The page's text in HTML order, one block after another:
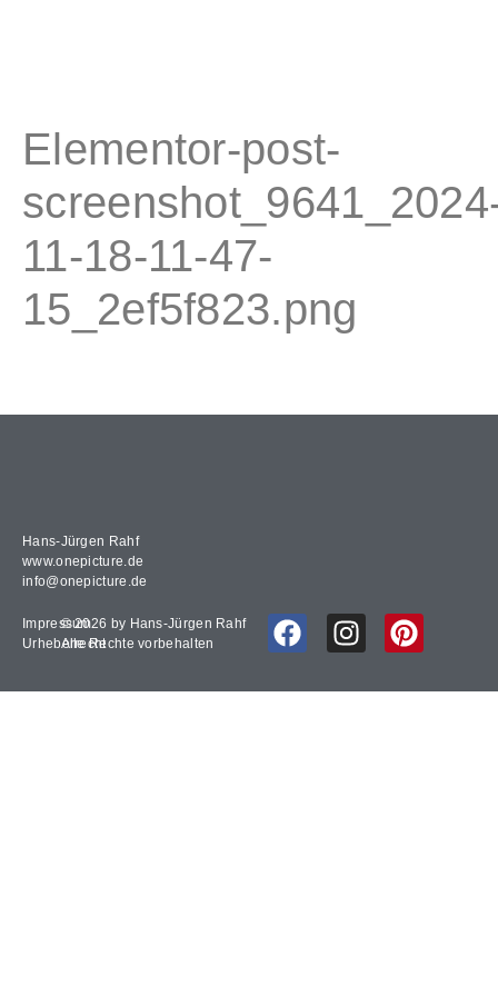
Elementor-post-
11-18-11-47-
15_2ef5f823.png
Hans-Jürgen Rahf
www.onepicture.de
info@onepicture.de
Impressum
Urheberrecht
© 2026 by Hans-Jürgen Rahf
Alle Rechte vorbehalten